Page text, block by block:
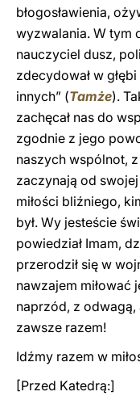
błogosławienia,
wyzwalania. W tym
nauczyciel dusz,
zdecydował w
innych” (Tamże).
zachęcał nas do
zgodnie z jego
naszych wspólnot,
zaczynają od
miłości bliźniego,
był. Wy jesteście
powiedział Imam,
przerodził się w
nawzajem miłować
naprzód, z
zawsze razem!
Idźmy razem w
[Przed Katedrą:]